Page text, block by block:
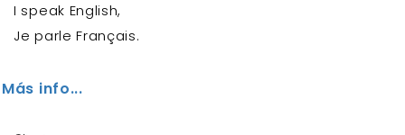
I speak English,
Je parle Français.
Más info...